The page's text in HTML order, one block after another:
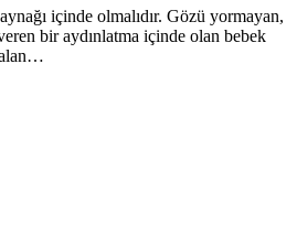
içinde olmalıdır. Gözü yormayan,
bir aydınlatma içinde olan bebek
alan…